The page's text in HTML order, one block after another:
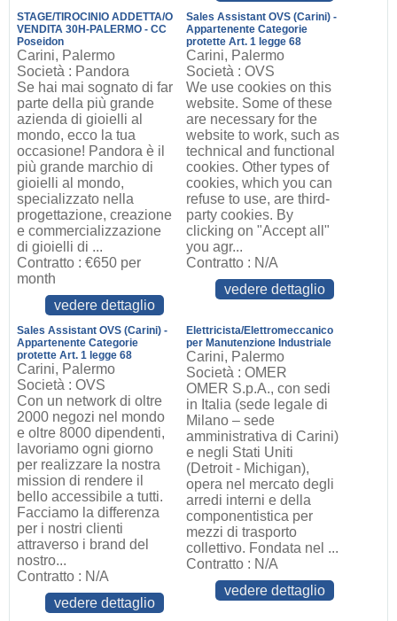
STAGE/TIROCINIO ADDETTA/O
VENDITA 30H-PALERMO - CC
Poseidon
Carini, Palermo
Società : Pandora
Se hai mai sognato di far
parte della più grande
azienda di gioielli al
mondo, ecco la tua
occasione! Pandora è il
più grande marchio di
gioielli al mondo,
specializzato nella
progettazione, creazione
e commercializzazione
di gioielli di ...
Contratto : €650 per
month
vedere dettaglio
Sales Assistant OVS (Carini) -
Appartenente Categorie
protette Art. 1 legge 68
Carini, Palermo
Società : OVS
We use cookies on this
website. Some of these
are necessary for the
website to work, such as
technical and functional
cookies. Other types of
cookies, which you can
refuse to use, are third-
party cookies. By
clicking on "Accept all"
you agr...
Contratto : N/A
vedere dettaglio
Sales Assistant OVS (Carini) -
Appartenente Categorie
protette Art. 1 legge 68
Carini, Palermo
Società : OVS
Con un network di oltre
2000 negozi nel mondo
e oltre 8000 dipendenti,
lavoriamo ogni giorno
per realizzare la nostra
mission di rendere il
bello accessibile a tutti.
Facciamo la differenza
per i nostri clienti
attraverso i brand del
nostro...
Contratto : N/A
vedere dettaglio
Elettricista/Elettromeccanico
per Manutenzione Industriale
Carini, Palermo
Società : OMER
OMER S.p.A., con sedi
in Italia (sede legale di
Milano – sede
amministrativa di Carini)
e negli Stati Uniti
(Detroit - Michigan),
opera nel mercato degli
arredi interni e della
componentistica per
mezzi di trasporto
collettivo. Fondata nel ...
Contratto : N/A
vedere dettaglio